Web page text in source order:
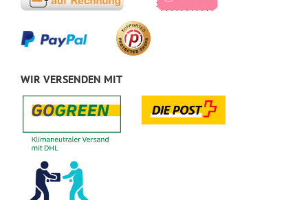
WIR VERSENDEN MIT